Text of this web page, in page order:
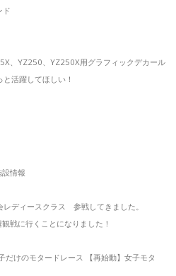
ド
、YZ250、YZ250X用グラフィックデカール
活躍してほしい！
情報
ディースクラス 参戦してきました。
戦に行くことになりました！
だけのモタードレース 【再始動】女子モタ